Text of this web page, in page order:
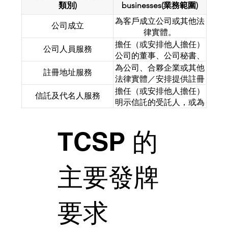
信託或公司服務提供者 (TCSP)業務常被通俗地理解
為「公司秘書服務」，但實際上，其涵蓋的專業範
疇遠比這更為廣泛。
業務的主要核心類別：
類別)
businesses(業務範圍)
公司成立
為客戶成立公司或其他法
律實體。
公司人員服務
擔任（或安排他人擔任）
公司的董事、公司秘書、
合夥企業的合夥人，或其
他法律結構的類似職位。
註冊地址服務
為公司、合夥企業或其他
法律實體／安排提供註冊
辦事處、營業地址或通訊
地址。
信託及代名人服務
擔任（或安排他人擔任）
明示信託的受託人，或為
場上市的公司）。
TCSP 的
主要發牌
要求